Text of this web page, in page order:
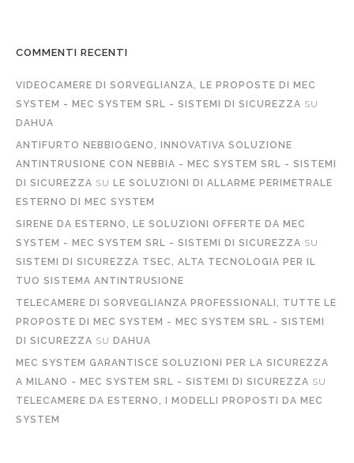
COMMENTI RECENTI
VIDEOCAMERE DI SORVEGLIANZA, LE PROPOSTE DI MEC
SYSTEM - MEC SYSTEM SRL - SISTEMI DI SICUREZZA SU
DAHUA
ANTIFURTO NEBBIOGENO, INNOVATIVA SOLUZIONE
ANTINTRUSIONE CON NEBBIA - MEC SYSTEM SRL - SISTEMI
DI SICUREZZA SU LE SOLUZIONI DI ALLARME PERIMETRALE
ESTERNO DI MEC SYSTEM
SIRENE DA ESTERNO, LE SOLUZIONI OFFERTE DA MEC
SYSTEM - MEC SYSTEM SRL - SISTEMI DI SICUREZZA SU
SISTEMI DI SICUREZZA TSEC, ALTA TECNOLOGIA PER IL
TUO SISTEMA ANTINTRUSIONE
TELECAMERE DI SORVEGLIANZA PROFESSIONALI, TUTTE LE
PROPOSTE DI MEC SYSTEM - MEC SYSTEM SRL - SISTEMI
DI SICUREZZA SU DAHUA
MEC SYSTEM GARANTISCE SOLUZIONI PER LA SICUREZZA
A MILANO - MEC SYSTEM SRL - SISTEMI DI SICUREZZA SU
TELECAMERE DA ESTERNO, I MODELLI PROPOSTI DA MEC
SYSTEM